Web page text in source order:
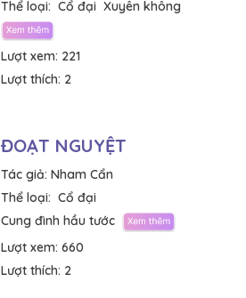
Thể loại: Cổ đại Xuyên không
Lượt xem: 221
Lượt thích: 2
ĐOẠT NGUYỆT
Tác giả: Nham Cẩn
Thể loại: Cổ đại
Cung đình hầu tước
Lượt xem: 660
Lượt thích: 2